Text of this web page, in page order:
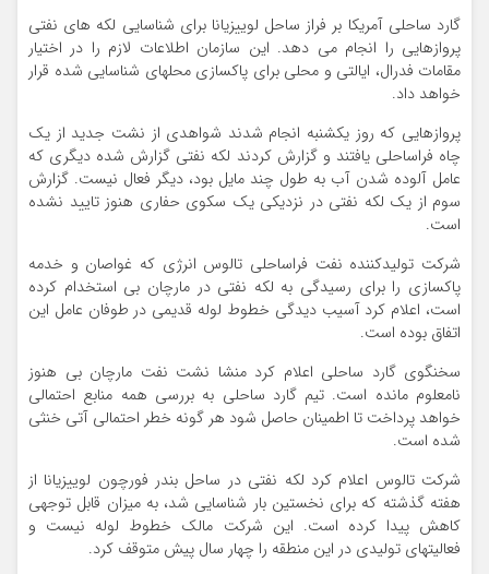
گارد ساحلی آمریکا بر فراز ساحل لوییزیانا برای شناسایی لکه های نفتی
پروازهایی را انجام می دهد. این سازمان اطلاعات لازم را در اختیار
مقامات فدرال، ایالتی و محلی برای پاکسازی محلهای شناسایی شده قرار
خواهد داد.
پروازهایی که روز یکشنبه انجام شدند شواهدی از نشت جدید از یک
چاه فراساحلی یافتند و گزارش کردند لکه نفتی گزارش شده دیگری که
عامل آلوده شدن آب به طول چند مایل بود، دیگر فعال نیست. گزارش
سوم از یک لکه نفتی در نزدیکی یک سکوی حفاری هنوز تایید نشده
است.
شرکت تولیدکننده نفت فراساحلی تالوس انرژی که غواصان و خدمه
پاکسازی را برای رسیدگی به لکه نفتی در مارچان بی استخدام کرده
است، اعلام کرد آسیب دیدگی خطوط لوله قدیمی در طوفان عامل این
اتفاق بوده است.
سخنگوی گارد ساحلی اعلام کرد منشا نشت نفت مارچان بی هنوز
نامعلوم مانده است. تیم گارد ساحلی به بررسی همه منابع احتمالی
خواهد پرداخت تا اطمینان حاصل شود هر گونه خطر احتمالی آتی خنثی
شده است.
شرکت تالوس اعلام کرد لکه نفتی در ساحل بندر فورچون لوییزیانا از
هفته گذشته که برای نخستین بار شناسایی شد، به میزان قابل توجهی
کاهش پیدا کرده است. این شرکت مالک خطوط لوله نیست و
فعالیتهای تولیدی در این منطقه را چهار سال پیش متوقف کرد.